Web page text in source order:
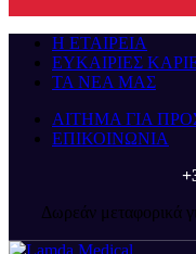
Η ΕΤΑΙΡΕΙΑ
ΕΥΚΑΙΡΙΕΣ
ΤΑ ΝΕΑ ΜΑΣ
ΑΙΤΗΜΑ ΓΙΑ
ΕΠΙΚΟΙΝΩΝΙΑ
Δωρεάν μεταφορικά